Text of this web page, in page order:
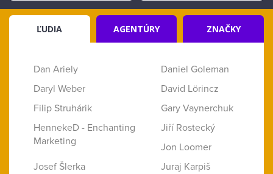
ĽUDIA AGENTÚRY ZNAČKY
Dan Ariely
Daniel Goleman
Daryl Weber
David Lörincz
Filip Struhárik
Gary Vaynerchuk
HennekeD - Enchanting
Marketing
Jiří Rostecký
Jon Loomer
Josef Šlerka
Juraj Karpiš